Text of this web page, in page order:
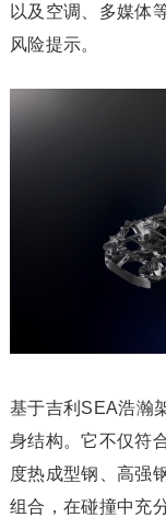
以及空调、多媒体
风险提示。
基于吉利SEA浩瀚
身结构。它不仅符
度热成型钢、高强
组合，在碰撞中充